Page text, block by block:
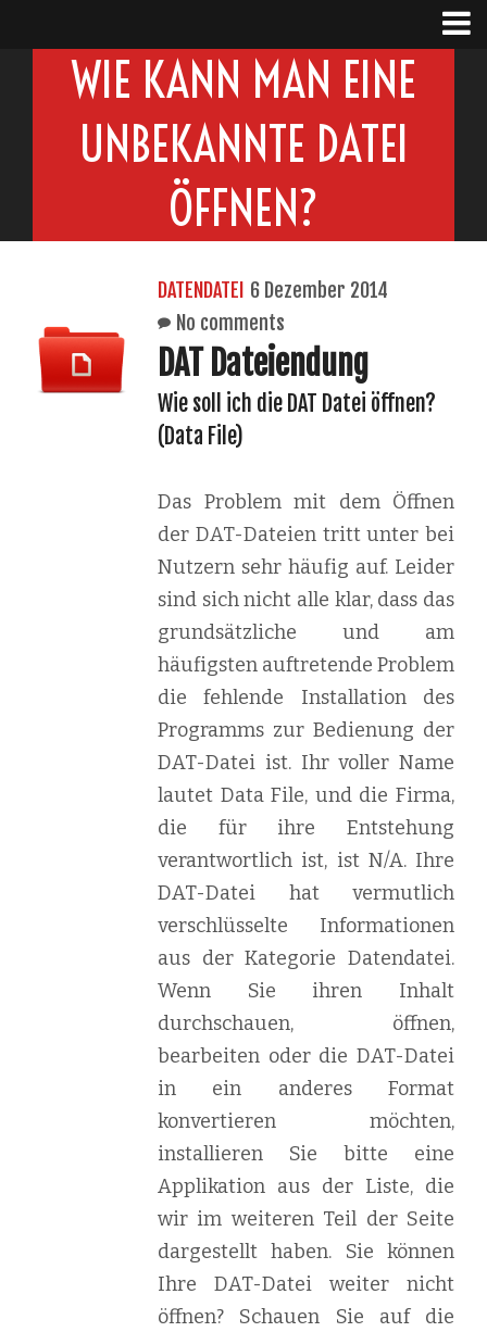
WIE KANN MAN EINE
UNBEKANNTE DATEI
ÖFFNEN?
DATENDATEI 6 Dezember 2014
No comments
DAT Dateiendung
Wie soll ich die DAT Datei öffnen?
(Data File)
Das Problem mit dem Öffnen
der DAT-Dateien tritt unter bei
Nutzern sehr häufig auf. Leider
sind sich nicht alle klar, dass das
grundsätzliche und am
häufigsten auftretende Problem
die fehlende Installation des
Programms zur Bedienung der
DAT-Datei ist. Ihr voller Name
lautet Data File, und die Firma,
die für ihre Entstehung
verantwortlich ist, ist N/A. Ihre
DAT-Datei hat vermutlich
verschlüsselte Informationen
aus der Kategorie Datendatei.
Wenn Sie ihren Inhalt
durchschauen, öffnen,
bearbeiten oder die DAT-Datei
in ein anderes Format
konvertieren möchten,
installieren Sie bitte eine
Applikation aus der Liste, die
wir im weiteren Teil der Seite
dargestellt haben. Sie können
Ihre DAT-Datei weiter nicht
öffnen? Schauen Sie auf die